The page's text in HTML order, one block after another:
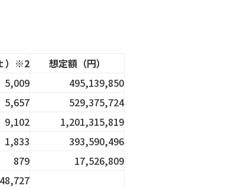
）※2
想定額（円）
5,009
495,139,850
5,657
529,375,724
9,102
1,201,315,819
1,833
393,590,496
879 17,526,809
48,727